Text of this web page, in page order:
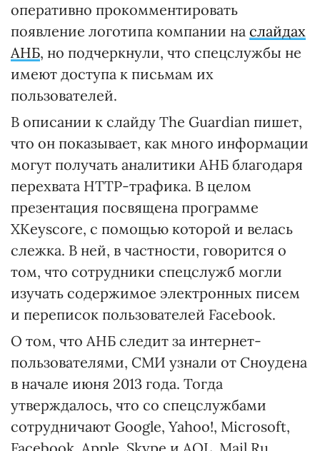
оперативно прокомментировать
появление логотипа компании на слайдах
АНБ, но подчеркнули, что спецслужбы не
имеют доступа к письмам их
пользователей.
В описании к слайду The Guardian пишет,
что он показывает, как много информации
могут получать аналитики АНБ благодаря
перехвата HTTP-трафика. В целом
презентация посвящена программе
XKeyscore, с помощью которой и велась
слежка. В ней, в частности, говорится о
том, что сотрудники спецслужб могли
изучать содержимое электронных писем
и переписок пользователей Facebook.
О том, что АНБ следит за интернет-
пользователями, СМИ узнали от Сноудена
в начале июня 2013 года. Тогда
утверждалось, что со спецслужбами
сотрудничают Google, Yahoo!, Microsoft,